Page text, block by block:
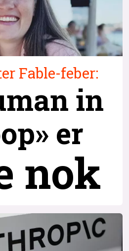
Fable-feber:
in
er
nok